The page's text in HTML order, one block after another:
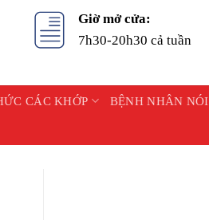
Giờ mở cửa:
7h30-20h30 cả tuần
CÁC KHỚP BỆNH NHÂN NÓI